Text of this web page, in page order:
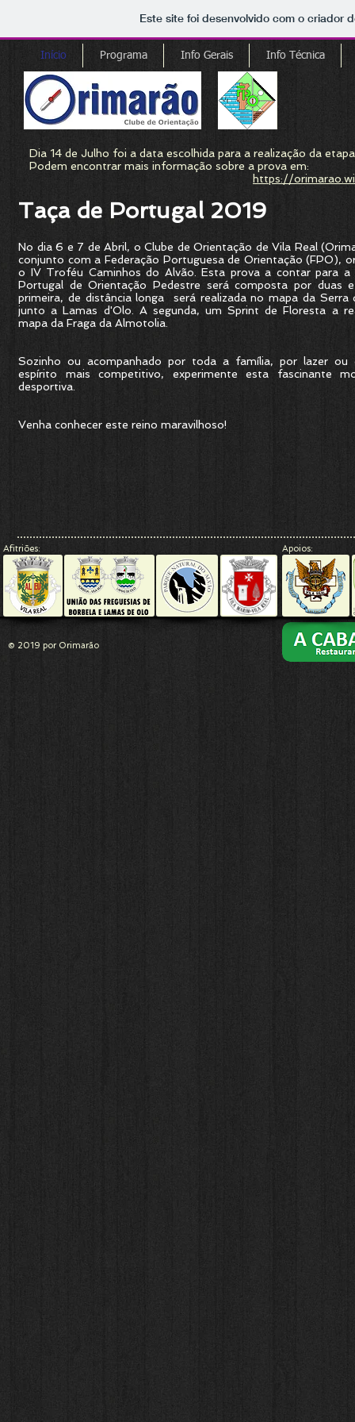
Este site foi desenvolvido com o criador
Início Programa Info Gerais Info Técnica
Dia 14 de Julho foi a data escolhida para a realização da
Podem encontrar mais informação sobre a prova em:
https://
Taça de Portugal 2019
No dia 6 e 7 de Abril, o Clube de Orientação de Vila Real
conjunto com a Federação Portuguesa de Orientação (FPO),
o IV Troféu Caminhos do Alvão. Esta prova a contar para a
Portugal de Orientação Pedestre será composta por duas
primeira, de distância longa será realizada no mapa da Serra
junto a Lamas d'Olo. A segunda, um Sprint de Floresta a
mapa da Fraga da Almotolia.
Sozinho ou acompanhado por toda a família, por lazer ou
espírito mais competitivo, experimente esta fascinante
desportiva.
Venha conhecer este reino maravilhoso!
© 2019 por Orimarão
Afitriões: Apoios: